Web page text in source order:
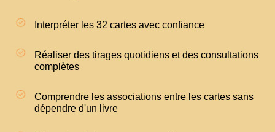
Interpréter les 32 cartes avec confiance
Réaliser des tirages quotidiens et des consultations
complètes
Comprendre les associations entre les cartes sans
dépendre d'un livre